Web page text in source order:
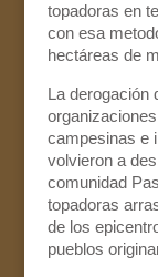
topadoras en
con esa
hectáreas de
La derogación
campesinas e
volvieron a
comunidad
topadoras
de los
pueblos